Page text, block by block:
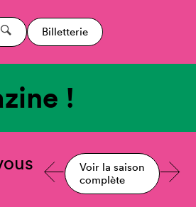
Billetterie
!
Voir la saison
complète